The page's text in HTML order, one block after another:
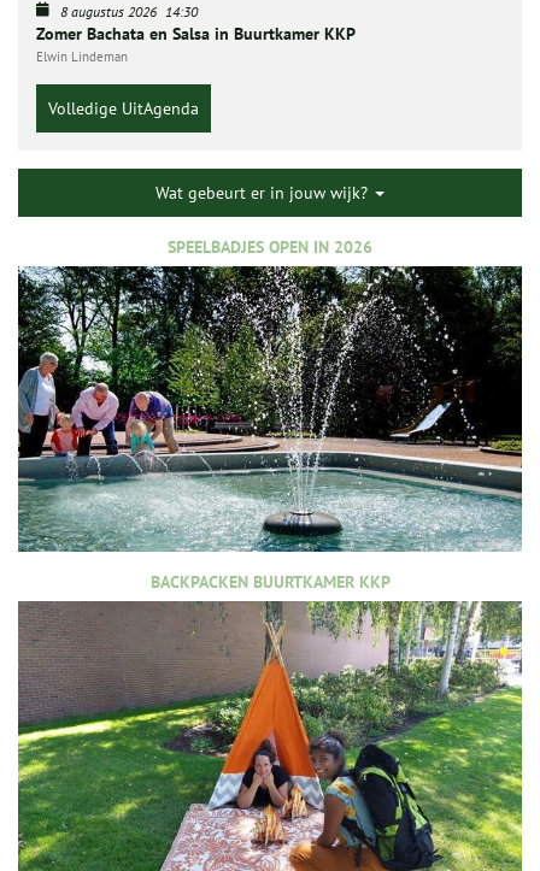
8 augustus 2026 14:30
Zomer Bachata en Salsa in Buurtkamer KKP
Elwin Lindeman
Volledige UitAgenda
Wat gebeurt er in jouw wijk?
SPEELBADJES OPEN IN 2026
BACKPACKEN BUURTKAMER KKP